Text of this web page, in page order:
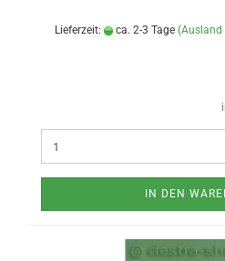
Lieferzeit: ca. 2-3 Tage (Ausland
IN DEN